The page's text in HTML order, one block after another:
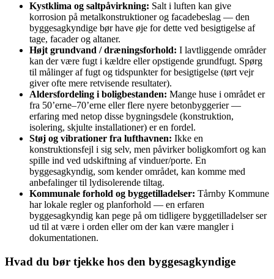
Kystklima og saltpåvirkning: Salt i luften kan give
korrosion på metalkonstruktioner og facadebeslag — den
byggesagkyndige bør have øje for dette ved besigtigelse af
tage, facader og altaner.
Højt grundvand / dræningsforhold: I lavtliggende områder
kan der være fugt i kældre eller opstigende grundfugt. Spørg
til målinger af fugt og tidspunkter for besigtigelse (tørt vejr
giver ofte mere retvisende resultater).
Aldersfordeling i boligbestanden: Mange huse i området er
fra 50’erne–70’erne eller flere nyere betonbyggerier —
erfaring med netop disse bygningsdele (konstruktion,
isolering, skjulte installationer) er en fordel.
Støj og vibrationer fra lufthavnen: Ikke en
konstruktionsfejl i sig selv, men påvirker boligkomfort og kan
spille ind ved udskiftning af vinduer/porte. En
byggesagkyndig, som kender området, kan komme med
anbefalinger til lydisolerende tiltag.
Kommunale forhold og byggetilladelser: Tårnby Kommune
har lokale regler og planforhold — en erfaren
byggesagkyndig kan pege på om tidligere byggetilladelser ser
ud til at være i orden eller om der kan være mangler i
dokumentationen.
Hvad du bør tjekke hos den byggesagkyndige